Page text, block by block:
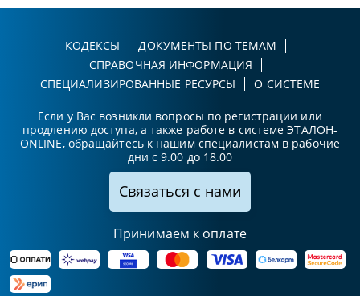
КОДЕКСЫ
ДОКУМЕНТЫ ПО ТЕМАМ
СПРАВОЧНАЯ ИНФОРМАЦИЯ
СПЕЦИАЛИЗИРОВАННЫЕ РЕСУРСЫ
О СИСТЕМЕ
Если у Вас возникли вопросы по регистрации или
продлению доступа, а также работе в системе ЭТАЛОН-
ONLINE, обращайтесь к нашим специалистам в рабочие
дни с 9.00 до 18.00
Связаться с нами
Принимаем к оплате